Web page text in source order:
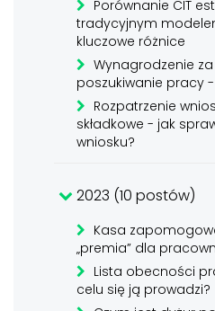
Porównanie CIT
tradycyjnym
kluczowe różnice
Wynagrodzenie
poszukiwanie pracy
Rozpatrzenie
składkowe - jak
wniosku?
2023 (10 postów)
Kasa
„premia” dla
Lista obecności
celu się ją prowadzi?